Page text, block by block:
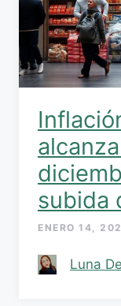
subida
ENERO 14,
Luna